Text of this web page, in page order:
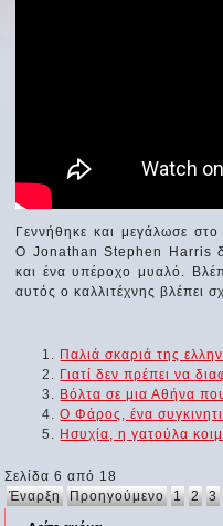
Γεννήθηκε και μεγάλωσε
Ο Jonathan Stephen Harris
και ένα υπέροχο μυαλό.
αυτός ο καλλιτέχνης βλέπει
Παλιά σκαριά της
Γιατί δεν πρέπει να
Βόλτα σε μια Αθήνα
Ο Φάρος, ένα
Ησυχία, η γατούλα
Σελίδα 6 από 18
Έναρξη Προηγούμενο 1 2 3